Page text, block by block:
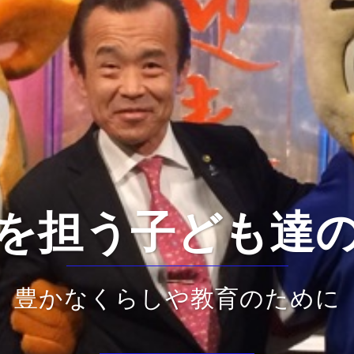
担う子ども達
豊かなくらしや教育のために